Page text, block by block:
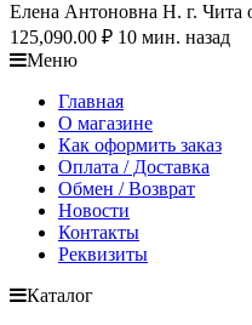
Елена Антоновна Н. г. Чита
125,090.00 ₽ 10 мин. назад
Меню
Главная
О магазине
Как оформить заказ
Оплата / Доставка
Обмен / Возврат
Новости
Контакты
Реквизиты
Каталог